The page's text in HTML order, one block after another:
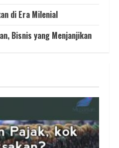
di Era Milenial
Bisnis yang Menjanjikan